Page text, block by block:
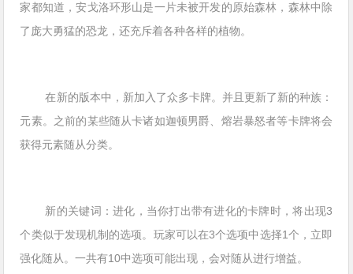
家都知道，安戈洛环形山是一片未被开发的原始森林，森林中除
了庞大勇猛的恐龙，还充斥着各种各样的植物。
在新的版本中，新加入了众多卡牌。并且更新了新的种族：
元素。之前的某些随从卡诸如迦顿男爵、熔岩暴怒者等卡牌将会
获得元素随从分类。
新的关键词：进化，当你打出带有进化的卡牌时，将出现3
个类似于发现机制的选项。玩家可以在3个选项中选择1个，立即
强化随从。一共有10中选项可能出现，会对随从进行增益。